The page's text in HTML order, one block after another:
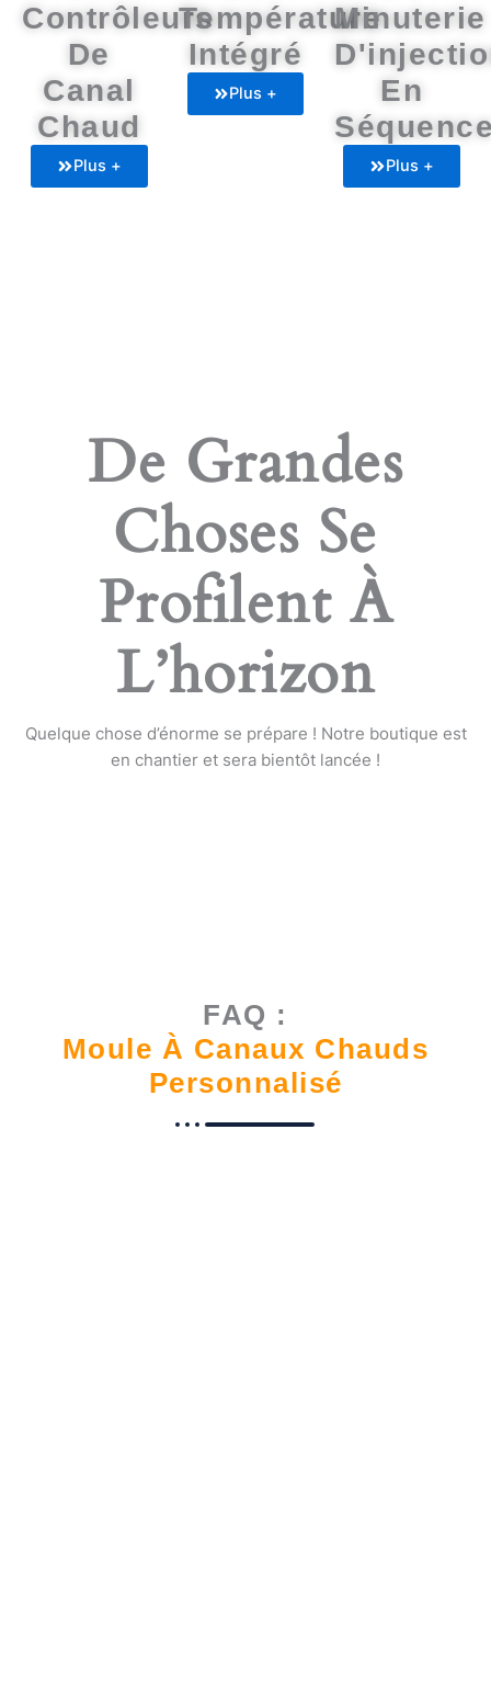
Contrôleurs
De
Canal
Chaud
Plus +
Température
Intégré
Plus +
Minuterie
En
Plus +
De Grandes
Choses Se
Profilent À
L’horizon
Quelque chose d’énorme se prépare ! Notre boutique est
en chantier et sera bientôt lancée !
FAQ :
Moule À Canaux Chauds
Personnalisé